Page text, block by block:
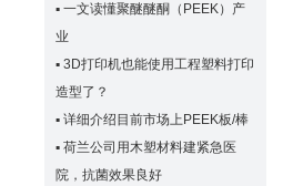
▪ 一文读懂聚醚醚酮（PEEK）产
业
▪ 3D打印机也能使用工程塑料打印
造型了？
▪ 详细介绍目前市场上PEEK板/棒
▪ 荷兰公司用木塑材料建紧急医
院，抗菌效果良好